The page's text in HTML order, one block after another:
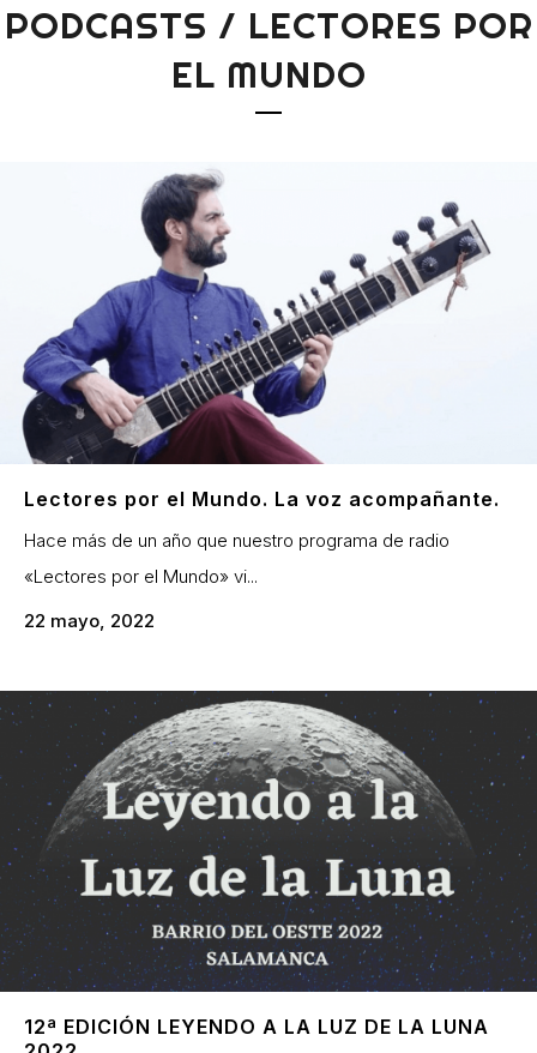
PODCASTS / LECTORES POR
EL MUNDO
Lectores por el Mundo. La voz acompañante.
Hace más de un año que nuestro programa de radio
«Lectores por el Mundo» vi...
22 mayo, 2022
12ª EDICIÓN LEYENDO A LA LUZ DE LA LUNA